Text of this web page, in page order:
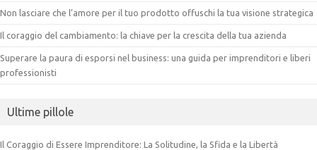
Non lasciare che l’amore per il tuo prodotto offuschi la tua visione strategica
Il coraggio del cambiamento: la chiave per la crescita della tua azienda
Superare la paura di esporsi nel business: una guida per imprenditori e liberi
professionisti
Ultime pillole
Il Coraggio di Essere Imprenditore: La Solitudine, la Sfida e la Libertà